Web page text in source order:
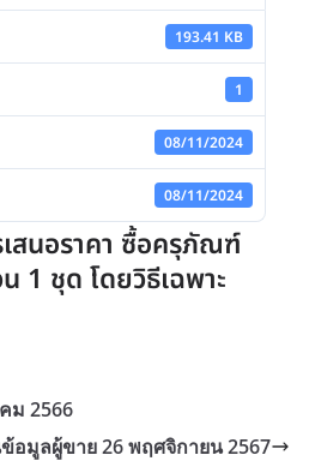
193.41 KB
1
08/11/2024
08/11/2024
สนอราคา ซื้อครุภัณฑ์
1 ชุด โดยวิธีเฉพาะ
ม 2566
อมูลผู้ขาย 26 พฤศจิกายน 2567